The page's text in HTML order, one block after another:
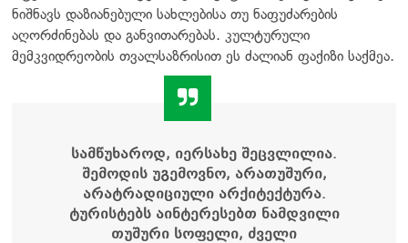
ნიშნავს დაზიანებული სახლებისა თუ ნაფუძარების
აღორძინებას და განვითარებას. კულტურული
მემკვიდრეობის თვალსაზრისით ეს ძალიან ფაქიზი საქმეა.
სამწუხაროდ, იერსახე შეცვლილია.
შემოდის უგემოვნო, არათუშური,
არატრადიციული არქიტექტურა.
ტურისტებს აინტერესებთ ნამდვილი
თუშური სოფელი, ძველი